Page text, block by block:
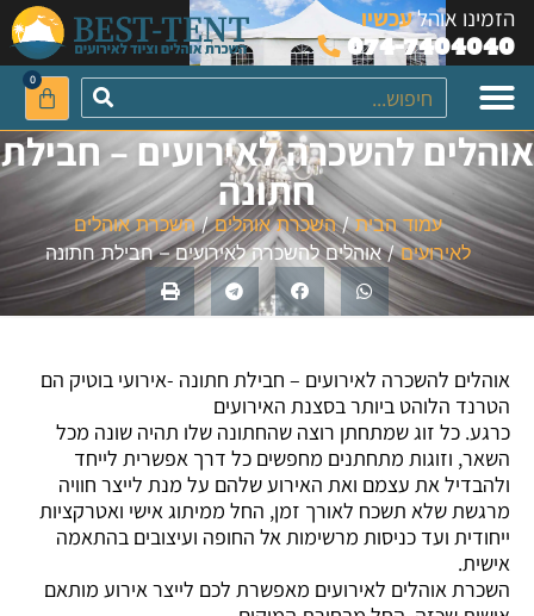
לתוכן
הזמינו אוהלעכשיו
074-7404040
0
אוהלים להשכרה לאירועים – חבילת
חתונה
עמוד הבית/השכרת אוהלים/השכרת אוהלים
לאירועים/ אוהלים להשכרה לאירועים – חבילת חתונה
אוהלים להשכרה לאירועים – חבילת חתונה -אירועי בוטיק הם
הטרנד הלוהט ביותר בסצנת האירועים
כרגע. כל זוג שמתחתן רוצה שהחתונה שלו תהיה שונה מכל
השאר, וזוגות מתחתנים מחפשים כל דרך אפשרית לייחד
ולהבדיל את עצמם ואת האירוע שלהם על מנת לייצר חוויה
מרגשת שלא תשכח לאורך זמן, החל ממיתוג אישי ואטרקציות
ייחודית ועד כניסות מרשימות אל החופה ועיצובים בהתאמה
אישית.
השכרת אוהלים לאירועים מאפשרת לכם לייצר אירוע מותאם